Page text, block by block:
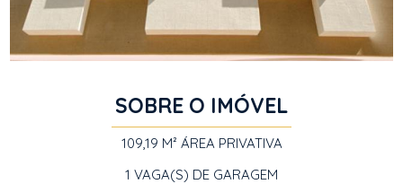
SOBRE O IMÓVEL
109,19 M² ÁREA PRIVATIVA
1 VAGA(S) DE GARAGEM